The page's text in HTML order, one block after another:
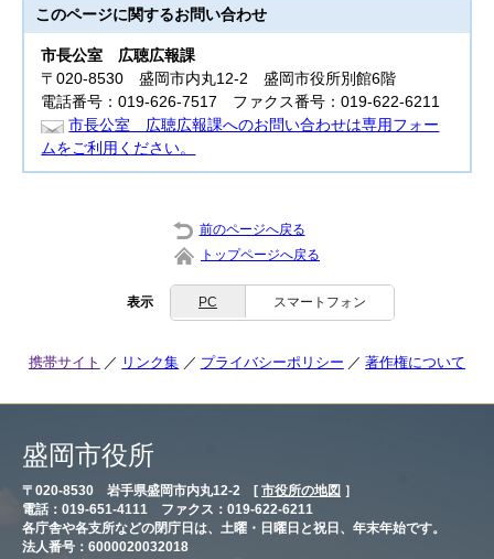
このページに関するお問い合わせ
市長公室 広聴広報課
〒020-8530 盛岡市内丸12-2 盛岡市役所別館6階
電話番号：019-626-7517 ファクス番号：019-622-6211
市長公室 広聴広報課へのお問い合わせは専用フォー
ムをご利用ください。
前のページへ戻る
トップページへ戻る
表示 PC スマートフォン
携帯サイト リンク集 プライバシーポリシー 著作権について
盛岡市役所
〒020-8530 岩手県盛岡市内丸12-2 [ 市役所の地図 ］
電話：019-651-4111 ファクス：019-622-6211
各庁舎や各支所などの閉庁日は、土曜・日曜日と祝日、年末年始です。
法人番号：6000020032018